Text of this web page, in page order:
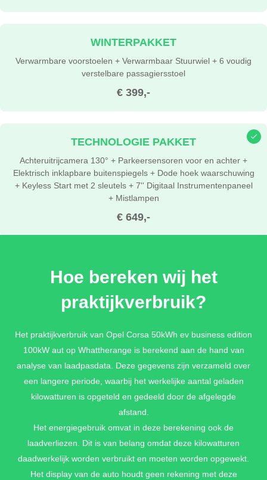
€ 399,-
WINTERPAKKET
Verwarmbare voorstoelen + Verwarmbaar Stuurwiel + 6 voudig
verstelbare passagiersstoel
€ 649,-
TECHNOLOGIE PAKKET
Achteruitrijcamera 130° + Parkeersensoren voor en achter +
Elektrisch inklapbare buitenspiegels + Dode hoek waarschuwing
+ Keyless Start met 2 sleutels + 7'' Digitaal Instrumentenpaneel
+ Mistlampen
Hoe bereken wij het
praktijkverbruik?
Het praktijkverbruik van Opel Corsa 50kWh ev business edition
100kW aut op Whattherange is berekend aan de hand van
analyse van laadpasdata. Deze gegevens zijn verzameld over
een langere periode, waarbij het werkelijke aantal geladen
kilowatturen is opgeteld en gedeeld door de afgelegde
afstand.
Het energiegebruik omvat in deze berekening ook de
laadverliezen. Dit is van belang omdat deze kilowatturen
daadwerkelijk worden verbruikt en moeten worden opgewekt.
Het display van de auto houdt geen rekening met deze